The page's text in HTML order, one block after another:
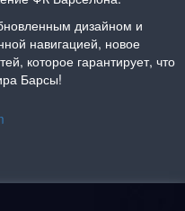
дизайном и
навигацией, новое
которое гарантирует, что
Барсы!